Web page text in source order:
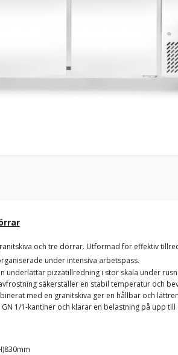
och tre dörrar. Utformad för effektiv
under intensiva arbetspass.
underlättar pizzatillredning i stor skala under
säkerställer en stabil temperatur och
med en granitskiva ger en hållbar och
1/1-kantiner och klarar en belastning på upp